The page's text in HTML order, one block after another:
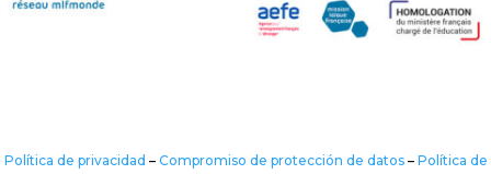
Política de privacidad – Compromiso de protección de datos– Política de